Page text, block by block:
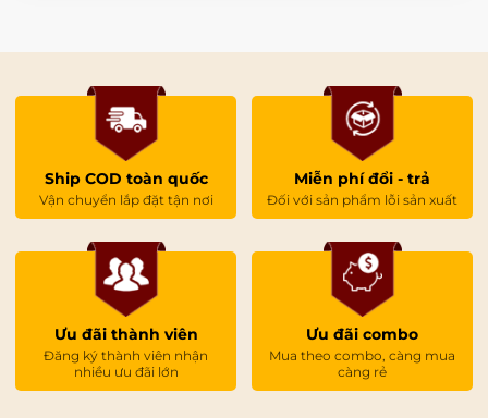
Ship COD toàn quốc
Vận chuyển lắp đặt tận nơi
Miễn phí đổi - trả
Đối với sản phẩm lỗi sản xuất
Ưu đãi thành viên
Đăng ký thành viên nhận
nhiều ưu đãi lớn
Ưu đãi combo
Mua theo combo, càng mua
càng rẻ